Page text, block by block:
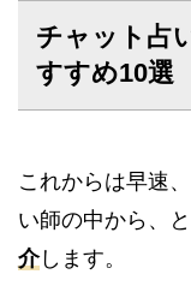
チャット占
すすめ10選
これからは早速
い師の中から、
介します。